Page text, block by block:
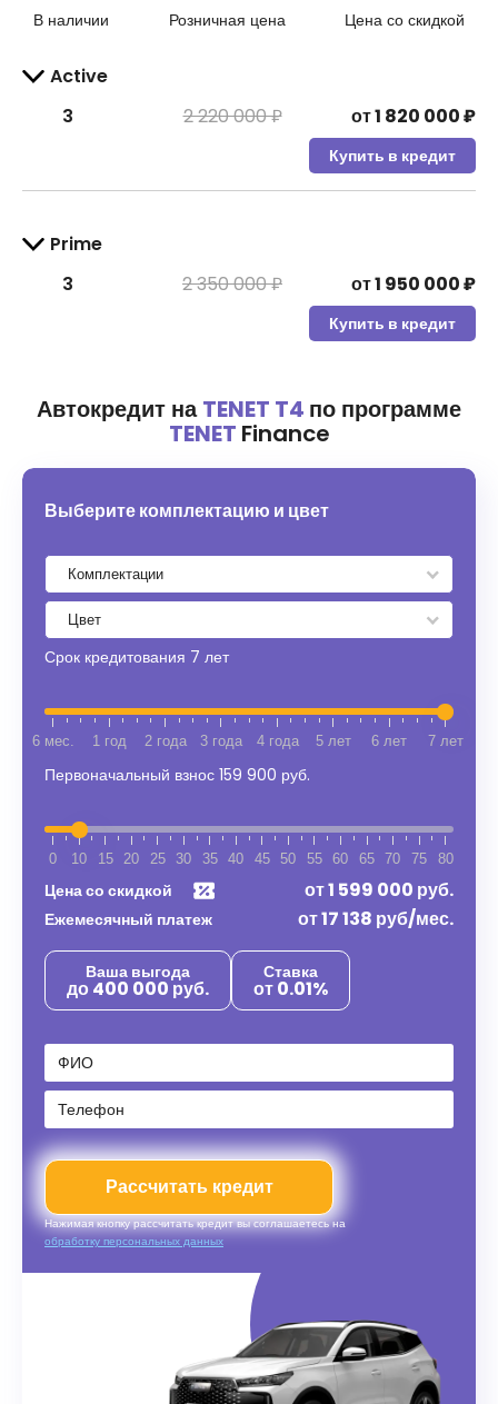
В наличии Розничная цена Цена со скидкой
Active
3
2 220 000 ₽ от1 820 000₽
Купить в кредит
Prime
3
2 350 000 ₽ от1 950 000₽
Купить в кредит
Автокредит наTENET T4 по программе
TENET Finance
Выберите комплектацию и цвет
Срок кредитования 7 лет
6 мес. 1 год 2 года 3 года 4 года 5 лет 6 лет 7 лет
Первоначальный взнос 159 900 руб.
0 10 15 20 25 30 35 40 45 50 55 60 65 70 75 80
Цена со скидкой от1 599 000 руб.
Ежемесячный платеж от17 138 руб/мес.
Ваша выгода
до 400 000 руб.
Ставка
от 0.01%
Рассчитать кредит
Нажимая кнопку рассчитать кредит вы соглашаетесь на
обработку персональных данных